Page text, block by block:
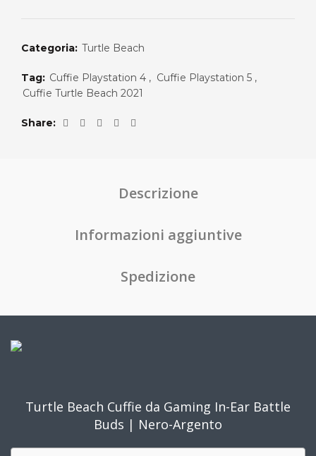
Categoria: Turtle Beach
Tag: Cuffie Playstation 4 , Cuffie Playstation 5 ,
Cuffie Turtle Beach 2021
Share
Descrizione
Informazioni aggiuntive
Spedizione
Turtle Beach Cuffie da Gaming In-Ear Battle
Buds | Nero-Argento